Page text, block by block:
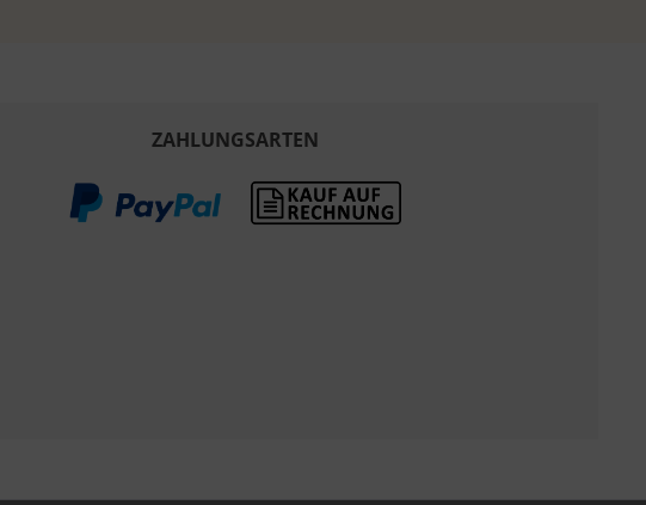
ZAHLUNGSARTEN